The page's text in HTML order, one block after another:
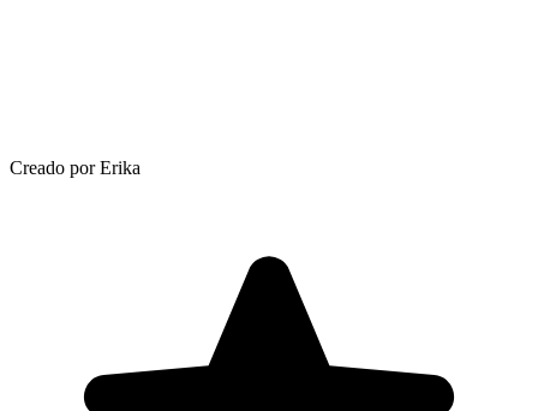
Creado por Erika